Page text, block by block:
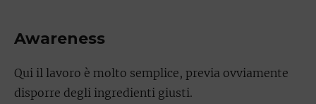
Awareness
Qui il lavoro è molto semplice, previa ovviamente
disporre degli ingredienti giusti.